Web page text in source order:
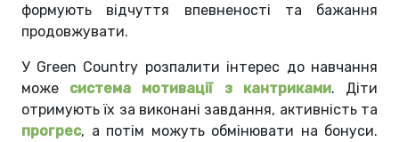
формують відчуття впевненості та бажання
продовжувати.
У Green Country розпалити інтерес до навчання
може система мотивації з кантриками. Діти
отримують їх за виконані завдання, активність та
прогрес, а потім можуть обмінювати на бонуси.